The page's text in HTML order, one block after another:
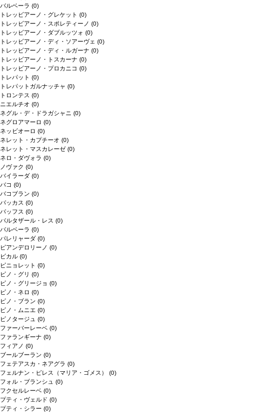
バルベーラ (0)
トレッビアーノ・グレケット (0)
トレッビアーノ・スポレティーノ (0)
トレッビアーノ・ダブルッツォ (0)
トレッビアーノ・ディ・ソアーヴェ (0)
トレッビアーノ・ディ・ルガーナ (0)
トレッビアーノ・トスカーナ (0)
トレッビアーノ・プロカニコ (0)
トレパット (0)
トレパットガルナッチャ (0)
トロンテス (0)
ニエルチオ (0)
ネグル・デ・ドラガシャニ (0)
ネグロアマーロ (0)
ネッビオーロ (0)
ネレット・カプチーオ (0)
ネレット・マスカレーゼ (0)
ネロ・ダヴォラ (0)
ノヴァク (0)
バイラーダ (0)
バコ (0)
バコブラン (0)
バッカス (0)
バッフス (0)
バルタザール・レス (0)
バルベーラ (0)
パレリャーダ (0)
ピアンデロリーノ (0)
ビカル (0)
ピニョレット (0)
ピノ・グリ (0)
ピノ・グリージョ (0)
ピノ・ネロ (0)
ピノ・ブラン (0)
ピノ・ムニエ (0)
ピノタージュ (0)
ファーバーレーベ (0)
ファランギーナ (0)
フィアノ (0)
ブールブーラン (0)
フェテアスカ・ネアグラ (0)
フェルナン・ピレス（マリア・ゴメス） (0)
フォル・ブランシュ (0)
フクセルレーベ (0)
プティ・ヴェルド (0)
プティ・シラー (0)